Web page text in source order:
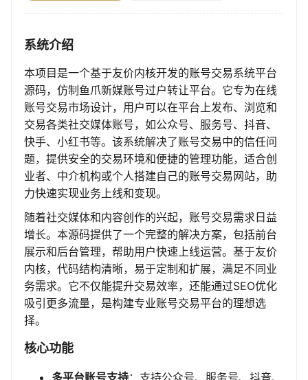
系统介绍
本项目是一个基于友价内核开发的账号交易系统平台
源码，仿制鱼爪新媒账号过户转让平台。它专为在线
账号交易市场设计，用户可以在平台上发布、浏览和
交易各类社交媒体账号，如公众号、服务号、抖音、
快手、小红书等。该系统解决了账号交易中的信任问
题，提供安全的交易环境和便捷的管理功能，适合创
业者、中介机构或个人搭建自己的账号交易网站，助
力快速实现业务上线和变现。
随着社交媒体和内容创作的兴起，账号交易需求日益
增长。本源码提供了一个完整的解决方案，包括前台
展示和后台管理，帮助用户快速上线运营。基于友价
内核，代码结构清晰，易于定制和扩展，满足不同业
务需求。它不仅能提升交易效率，还能通过SEO优化
吸引更多流量，是构建专业账号交易平台的理想选
择。
核心功能